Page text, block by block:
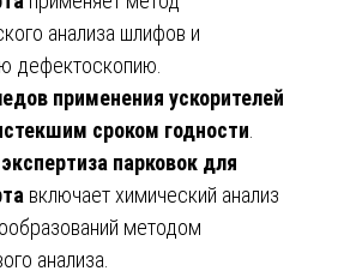
анализа шлифов и
дефектоскопию.
применения ускорителей
сроком годности
парковок для
включает химический анализ
методом
анализа.